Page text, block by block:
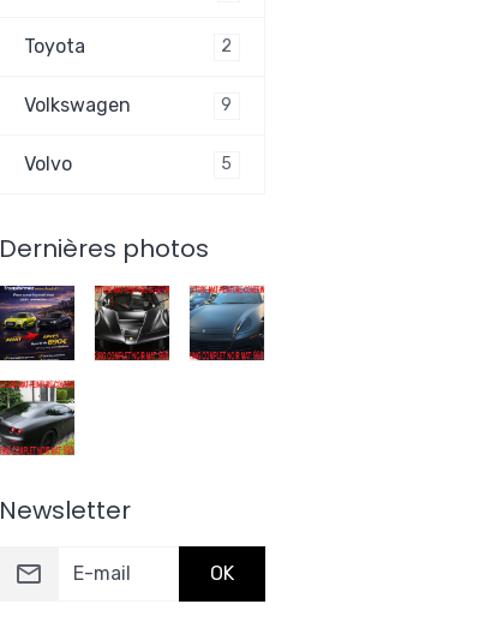
Toyota 2
Volkswagen 9
Volvo 5
Dernières photos
Newsletter
OK